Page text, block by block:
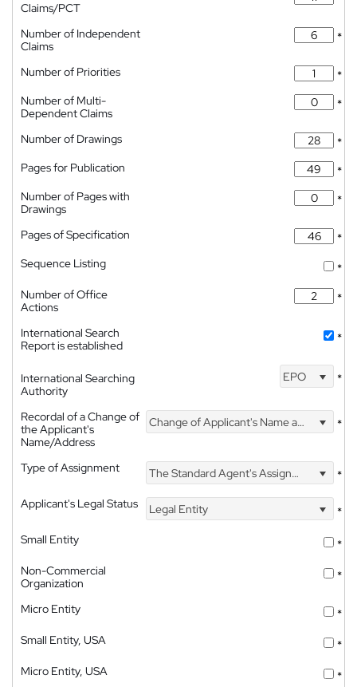
Claims/PCT
Number of Independent
Claims
*
Number of Priorities
*
Number of Multi-
Dependent Claims
*
Number of Drawings
*
Pages for Publication
*
Number of Pages with
Drawings
*
Pages of Specification
*
Sequence Listing
*
Number of Office
Actions
*
International Search
Report is established
*
International Searching
Authority
EPO *
Recordal of a Change of
the Applicant's
Name/Address
Change of Applicant's Name and Address *
Type of Assignment The Standard Agent's Assignment
*
Applicant's Legal Status
Legal Entity
*
Small Entity
*
Non-Commercial
Organization
*
Micro Entity
*
Small Entity, USA
*
Micro Entity, USA
*